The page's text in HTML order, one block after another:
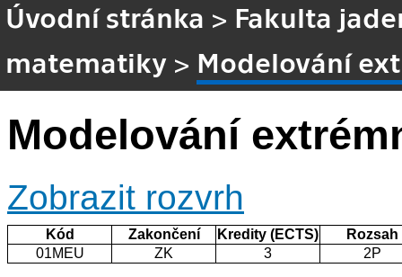
Úvodní stránka > Fakulta
matematiky > Modelování
Modelování
Zobrazit rozvrh
Kód Zakončení Kredity (ECTS)
Rozsah
01MEU
ZK 3 2P